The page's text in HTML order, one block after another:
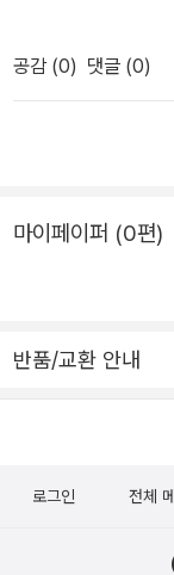
아파하고, 미래를
침반같은 존재가 될
고, 내게는 수학 교
업 때와는 다르겠지
는 걸 기훈이는 알았
내가 방금 보고 들었
시키는 대로 명령
선생이다. 모든 확률
러주고, 기억하는 일
공감 (0) 댓글 (0)
마이페이퍼 (0편)
반품/교환 안내
로그인 전체